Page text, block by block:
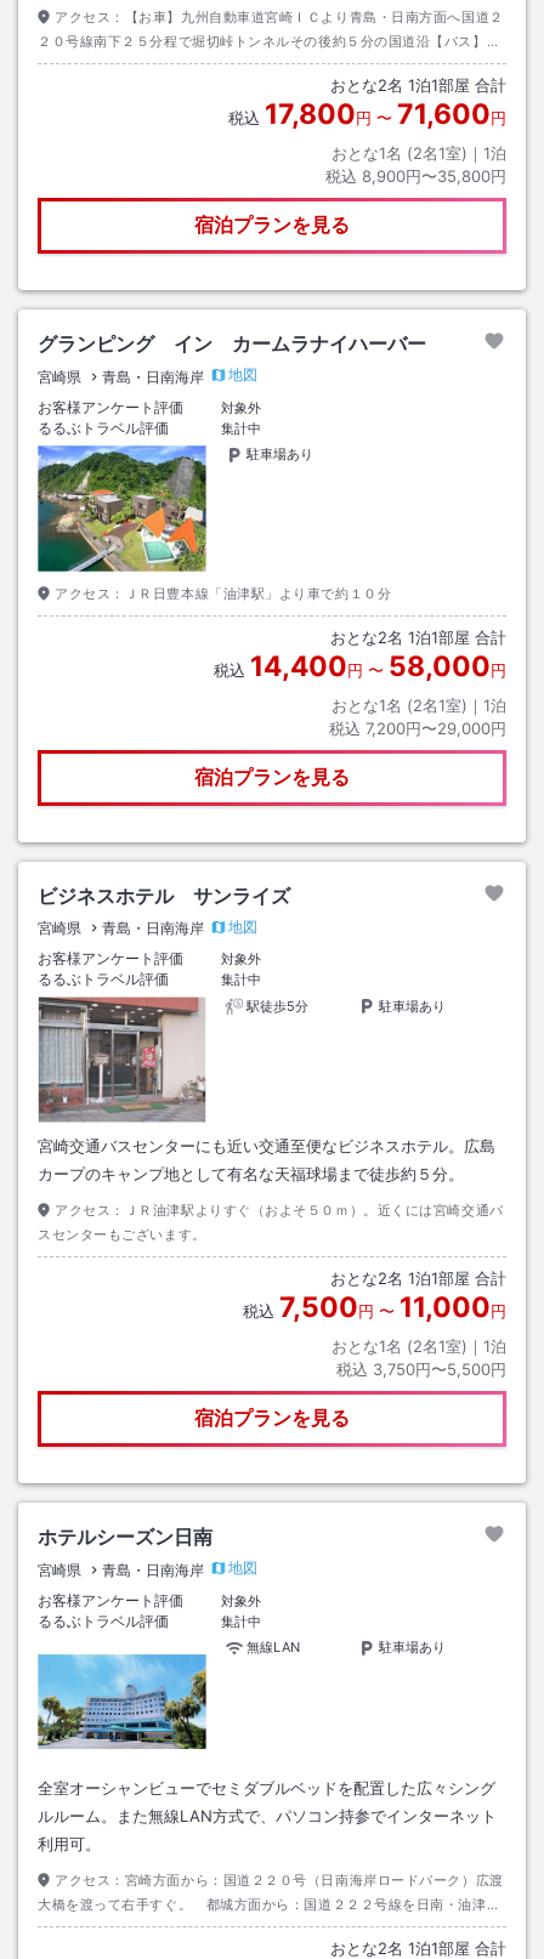
アクセス：
【お車】九州自動車道宮崎ＩＣより青島・日南方面へ国道２
２０号線南下２５分程で堀切峠トンネルその後約５分の国道沿【バス】日
南行き洋香園前下車徒歩約２分。ＪＲ日南線「小内海駅」下車。徒歩約１
おとな2名 1泊1部屋 合計
税込 17,800円 〜 71,600円
おとな1名 (2名1室)｜ 1泊
税込 8,900円〜35,800円
宿泊プランを見る
グランピング イン カームラナイハーバー
宮崎県 青島・日南海岸
地図
お客様アンケート評価
対象外
るるぶトラベル評価
集計中
駐車場あり
アクセス： ＪＲ日豊本線「油津駅」より車で約１０分
おとな2名 1泊1部屋 合計
税込 14,400円 〜 58,000円
おとな1名 (2名1室)｜ 1泊
税込 7,200円〜29,000円
宿泊プランを見る
ビジネスホテル サンライズ
宮崎県 青島・日南海岸
地図
お客様アンケート評価
対象外
るるぶトラベル評価
集計中
駅徒歩5分
駐車場あり
宮崎交通バスセンターにも近い交通至便なビジネスホテル。広島
カープのキャンプ地として有名な天福球場まで徒歩約５分。
アクセス：
ＪＲ油津駅よりすぐ（およそ５０ｍ）。近くには宮崎交通バ
スセンターもございます。
おとな2名 1泊1部屋 合計
税込 7,500円 〜 11,000円
おとな1名 (2名1室)｜ 1泊
税込 3,750円〜5,500円
宿泊プランを見る
ホテルシーズン日南
宮崎県 青島・日南海岸
地図
お客様アンケート評価
対象外
るるぶトラベル評価
集計中
無線LAN
駐車場あり
全室オーシャンビューでセミダブルベッドを配置した広々シング
ルルーム。また無線LAN方式で、パソコン持参でインターネット
利用可。
アクセス： 宮崎方面から：国道２２０号（日南海岸ロードパーク）広渡
大橋を渡って右手すぐ。 都城方面から：国道２２２号線を日南・油津港
方面へ。春日町交差点左折し１ｋｍ左手。
おとな2名 1泊1部屋 合計